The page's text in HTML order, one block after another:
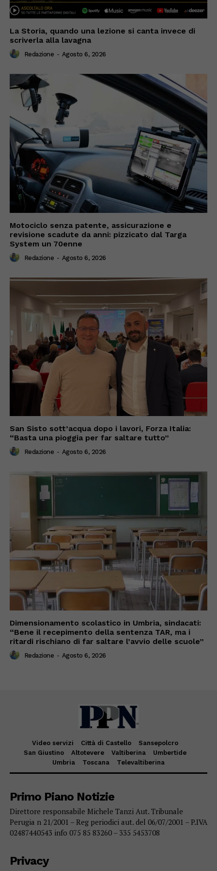
La Storia, quando una lezione si canta invece di
scriverla alla lavagna
Redazione - Agosto 6, 2026
Motociclo senza patente, assicurazione e
revisione scadute da anni: pizzicato dal Targa
System un 70enne
Redazione - Agosto 6, 2026
San Sisto sott’acqua dopo i lavori, Forza Italia:
“Basta una pioggia per far saltare tutto”
Redazione - Agosto 6, 2026
Dimensionamento scolastico in Umbria, sindacati:
“Bene il recepimento della sentenza TAR, ma i
ritardi rischiano di far saltare l’avvio delle scuole”
Redazione - Agosto 6, 2026
Video servizi Città di Castello
Sansepolcro
San Giustino
Altotevere Valtiberina
Umbertide
Umbria
Toscana Televaltiberina
Primo Piano Notizie
Direttore responsabile Michele Tanzi Aut. Tribunale
Perugia n 21/2001 – Reg periodici aut. del 06/07/2001 – P.IVA
02487440543 info 075 85 83260 – 335 5453708
Privacy